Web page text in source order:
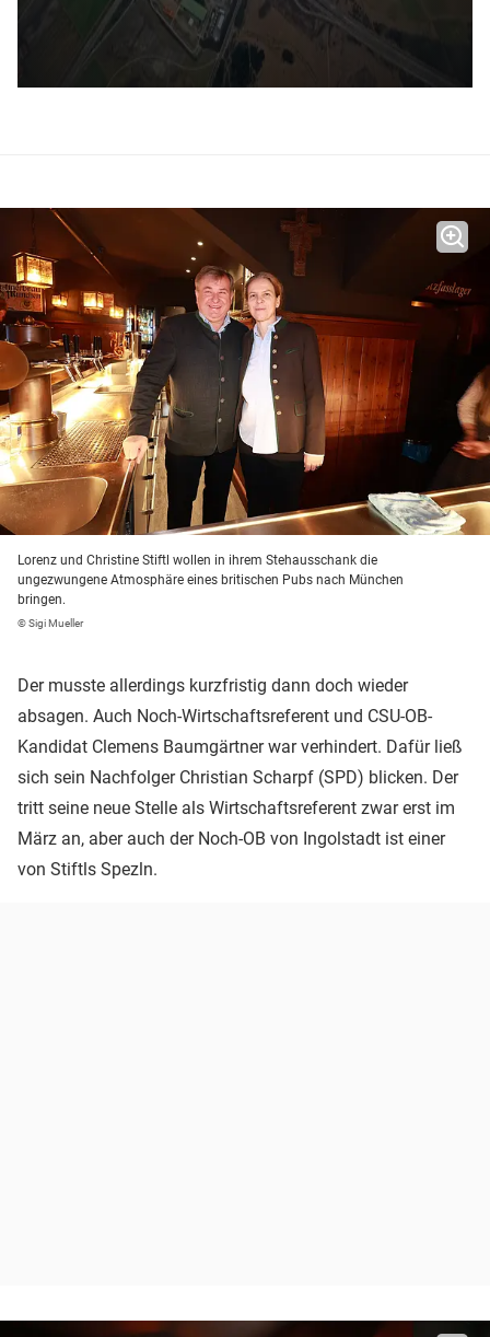
Lorenz und Christine Stiftl wollen in ihrem Stehausschank die
ungezwungene Atmosphäre eines britischen Pubs nach München
bringen.
© Sigi Mueller
Der musste allerdings kurzfristig dann doch wieder
absagen. Auch Noch-Wirtschaftsreferent und CSU-OB-
Kandidat Clemens Baumgärtner war verhindert. Dafür ließ
sich sein Nachfolger Christian Scharpf (SPD) blicken. Der
tritt seine neue Stelle als Wirtschaftsreferent zwar erst im
März an, aber auch der Noch-OB von Ingolstadt ist einer
von Stiftls Spezln.